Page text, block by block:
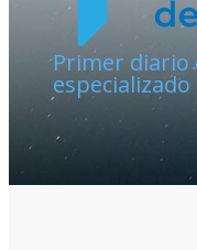
Primer diario
especializado